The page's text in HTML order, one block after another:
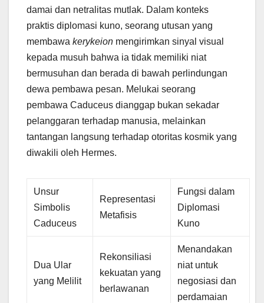
damai dan netralitas mutlak. Dalam konteks
praktis diplomasi kuno, seorang utusan yang
membawa kerykeion mengirimkan sinyal visual
kepada musuh bahwa ia tidak memiliki niat
bermusuhan dan berada di bawah perlindungan
dewa pembawa pesan. Melukai seorang
pembawa Caduceus dianggap bukan sekadar
pelanggaran terhadap manusia, melainkan
tantangan langsung terhadap otoritas kosmik yang
diwakili oleh Hermes.
Unsur
Simbolis
Caduceus
Representasi
Metafisis
Fungsi dalam
Diplomasi
Kuno
Dua Ular
yang Melilit
Rekonsiliasi
kekuatan yang
berlawanan
Menandakan
niat untuk
negosiasi dan
perdamaian